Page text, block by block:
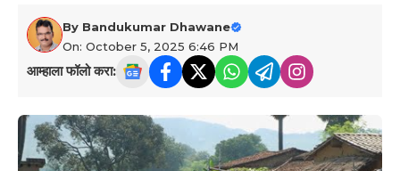
By Bandukumar Dhawane
On: October 5, 2025 6:46 PM
आम्हाला फॉलो करा: